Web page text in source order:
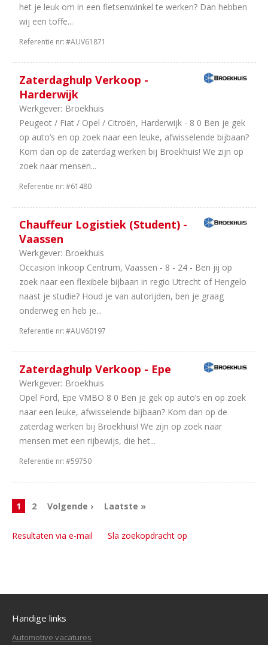
het je leuk om in een fietsenwinkel te werken? Dan hebben
wij een toffe...
Referentie nr:#AUV61871
Zaterdaghulp Verkoop -
Harderwijk
Werkgever: Broekhuis
Peugeot / Fiat / Opel / Citroën, Harderwijk - 8 0 Ben je gek
op auto’s en op zoek naar een leuke, afwisselende bijbaan?
Kom dan op de zaterdag werken bij Broekhuis! We zijn op
zoek naar mensen...
Referentie nr:#61480
Chauffeur Logistiek (Student) -
Vaassen
Werkgever: Broekhuis
Occasion Inkoop Centrum, Vaassen - 8 - 24 - Ben jij op
zoek naar een flexibele bijbaan in regio Utrecht of Hengelo
naast je studie? Houd je van autorijden, ben je graag
onderweg en heb je...
Referentie nr:#AUV60197
Zaterdaghulp Verkoop - Epe
Werkgever: Broekhuis
Opel Ford, Epe VMBO 8 0 Ben je gek op auto’s en op zoek
naar een leuke, afwisselende bijbaan? Kom dan op de
zaterdag werken bij Broekhuis! We zijn op zoek naar
mensen met een rijbewijs, die het...
Referentie nr:#59750
1 2 Volgende › Laatste »
Resultaten via e-mail Sla zoekopdracht op
Handige links
Automotive vacatures